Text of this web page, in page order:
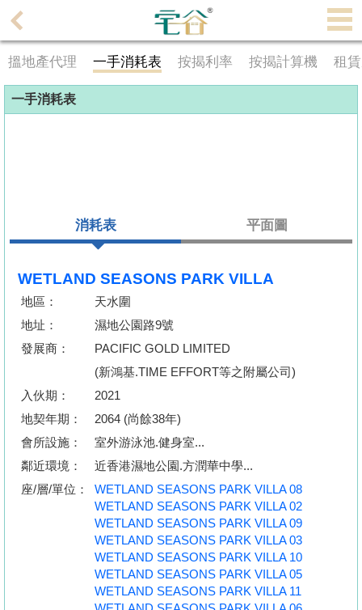
理
主
頁
主
放
盤
宅
谷
揭
產
博
客
搵地產代理 一手消耗表 按揭利率 按揭計算機 租
一手消耗表
消耗表 平面圖
WETLAND SEASONS PARK VILLA
地區：
天水圍
地址：
濕地公園路9號
發展商：
PACIFIC GOLD LIMITED
(新鴻基.TIME EFFORT等之附屬公司)
入伙期：
2021
地契年期：
2064 (尚餘38年)
會所設施：
室外游泳池.健身室...
鄰近環境：
近香港濕地公園.方潤華中學...
座/層/單位：
WETLAND SEASONS PARK VILLA 08
WETLAND SEASONS PARK VILLA 02
WETLAND SEASONS PARK VILLA 09
WETLAND SEASONS PARK VILLA 03
WETLAND SEASONS PARK VILLA 10
WETLAND SEASONS PARK VILLA 05
WETLAND SEASONS PARK VILLA 11